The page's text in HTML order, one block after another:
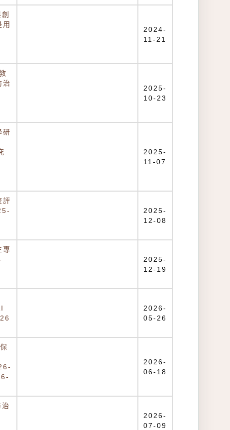
2024-
11-21
治
2025-
10-23
研
2025-
11-07
評
2025-
12-08
專
2025-
12-19
2026-
05-26
2026-
06-18
2026-
07-09